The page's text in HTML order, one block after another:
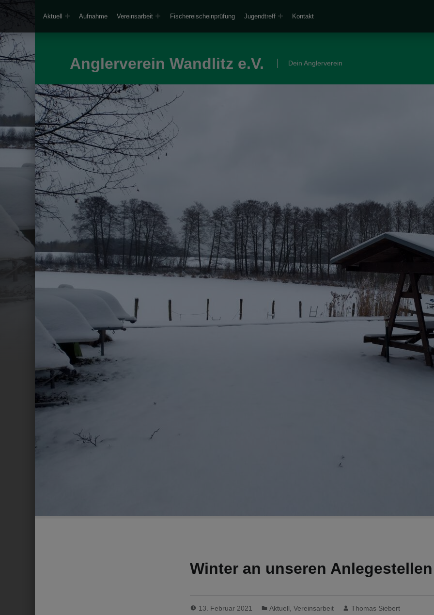
Aktuell Aufnahme Vereinsarbeit Fischereischeinprüfung Jugendtreff Kontakt
Anglerverein Wandlitz e.V. Dein Anglerverein
Winter an unseren Anlegestellen
13. Februar 2021 Aktuell, Vereinsarbeit Thomas Siebert